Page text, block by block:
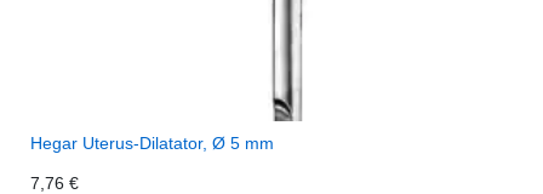
Hegar Uterus-Dilatator, Ø 5 mm
7,76 €